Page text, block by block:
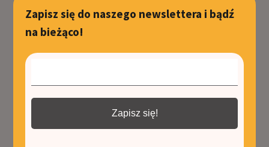
Zapisz się do naszego newslettera i bądź
na bieżąco!
Zapisz się!